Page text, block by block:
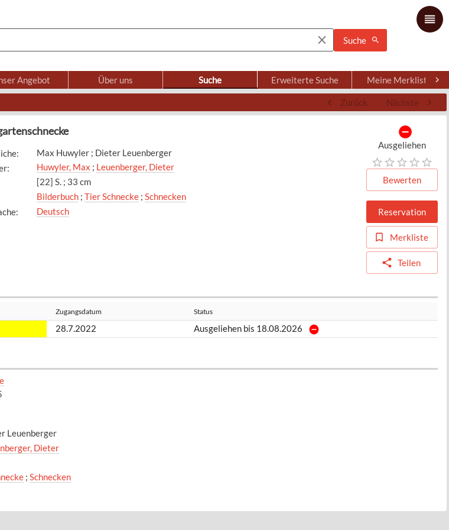
Suche
Angebot Über uns Suche Erweiterte Suche Meine Merkliste
Zurück Nächste
:
Max Huwyler ; Dieter Leuenberger
: Huwyler, Max ; Leuenberger, Dieter
[22] S. ; 33 cm
Bilderbuch; Tier Schnecke; Schnecken
: Deutsch
Ausgeliehen
Bewerten
Reservation
Merkliste
Teilen
Zugangsdatum Status
28.7.2022 Ausgeliehen bis 18.08.2026
Leuenberger
Dieter
; Schnecken